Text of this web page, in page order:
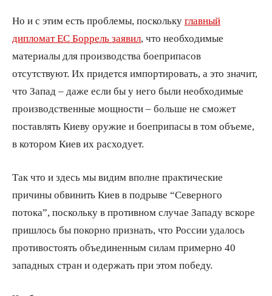
Но и с этим есть проблемы, поскольку главный
дипломат ЕС Боррель заявил , что необходимые
материалы для производства боеприпасов
отсутствуют. Их придется импортировать, а это значит,
что Запад – даже если бы у него были необходимые
производственные мощности – больше не сможет
поставлять Киеву оружие и боеприпасы в том объеме,
в котором Киев их расходует.
Так что и здесь мы видим вполне практические
причины обвинить Киев в подрыве “Северного
потока”, поскольку в противном случае Западу вскоре
пришлось бы покорно признать, что России удалось
противостоять объединенным силам примерно 40
западных стран и одержать при этом победу.